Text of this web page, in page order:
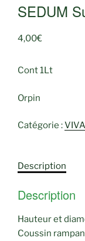
SEDUM
4,00€
Cont 1Lt
Orpin
Catégorie :
Description
Description
Hauteur et
Coussin